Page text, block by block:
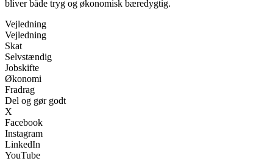
bliver både tryg og økonomisk bæredygtig.
Vejledning
Vejledning
Skat
Selvstændig
Jobskifte
Økonomi
Fradrag
Del og gør godt
X
Facebook
Instagram
LinkedIn
YouTube